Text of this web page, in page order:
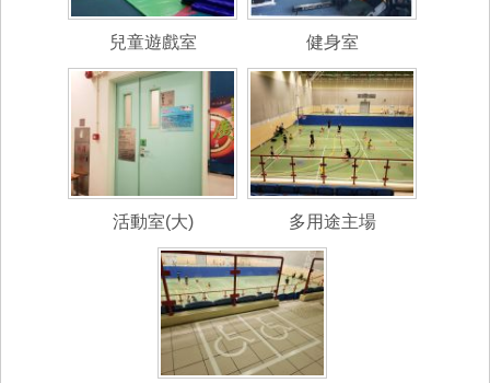
兒童遊戲室 健身室
活動室(大) 多用途主場